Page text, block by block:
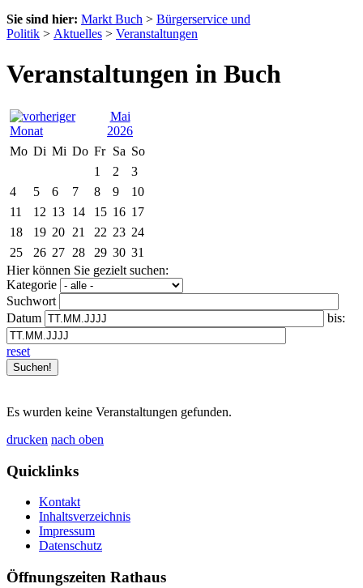
Sie sind hier: Markt Buch > Bürgerservice und
Politik > Aktuelles > Veranstaltungen
Veranstaltungen in Buch
Mai
2026
Mo Di Mi Do Fr Sa So
1
2
3
4
5 6 7 8 9
10
11
12 13 14 15 16 17
18
19 20 21 22 23 24
25
26 27 28 29 30 31
Hier können Sie gezielt suchen:
Kategorie
Suchwort
Datum
bis:
reset
Es wurden keine Veranstaltungen gefunden.
drucken nach oben
Quicklinks
Kontakt
Inhaltsverzeichnis
Impressum
Datenschutz
Öffnungszeiten Rathaus